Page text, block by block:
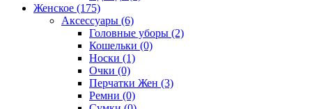
Женское (175)
Аксессуары (6)
Головные уборы (2)
Кошельки (0)
Носки (1)
Очки (0)
Перчатки Жен (3)
Ремни (0)